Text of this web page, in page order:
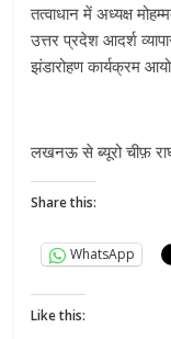
तत्वाधान में अध्यक्ष
उत्तर प्रदेश आदर्श
झंडारोहण कार्यक्रम
लखनऊ से ब्यूरो चीफ़
Share this:
WhatsApp
Like this: